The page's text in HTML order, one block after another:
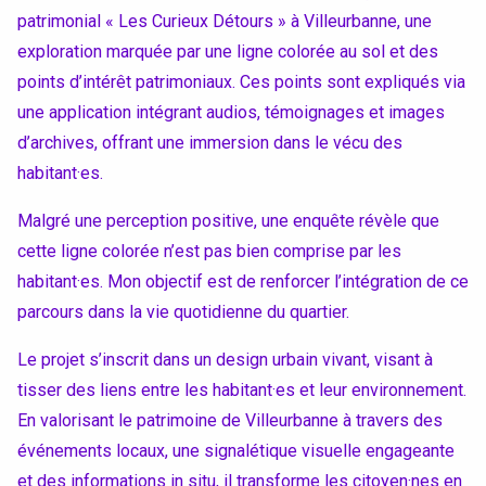
Accéder au site officiel de l'école
patrimonial « Les Curieux Détours » à Villeurbanne, une
exploration marquée par une ligne colorée au sol et des
points d’intérêt patrimoniaux. Ces points sont expliqués via
une application intégrant audios, témoignages et images
d’archives, offrant une immersion dans le vécu des
habitant·es.
Malgré une perception positive, une enquête révèle que
cette ligne colorée n’est pas bien comprise par les
habitant·es. Mon objectif est de renforcer l’intégration de ce
parcours dans la vie quotidienne du quartier.
Le projet s’inscrit dans un design urbain vivant, visant à
tisser des liens entre les habitant·es et leur environnement.
En valorisant le patrimoine de Villeurbanne à travers des
événements locaux, une signalétique visuelle engageante
et des informations in situ, il transforme les citoyen·nes en